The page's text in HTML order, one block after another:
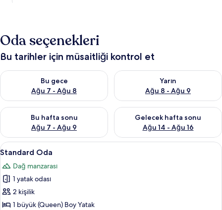
Oda seçenekleri
Bu tarihler için müsaitliği kontrol et
Bu gece
Ağu 7 - Ağu 8
Bu gece için müsaitliği kontrol et Ağu 7 - Ağu 8
Yarın
Ağu 8 - Ağu 9
Yarın için müsaitliği kontrol
Bu hafta sonu
Ağu 7 - Ağu 9
Bu hafta sonu için müsaitliği kontrol et Ağu 7 - Ağu 9
Gelecek hafta sonu
Ağu 14 - Ağu 16
Önümüzdeki hafta sonu için
Standard
Oda
için
tüm
fotoğrafları
görün
Standard Oda | Minibar, odada kasa,
5
Standard Oda
Dağ manzarası
1 yatak odası
2 kişilik
1 büyük (Queen) Boy Yatak